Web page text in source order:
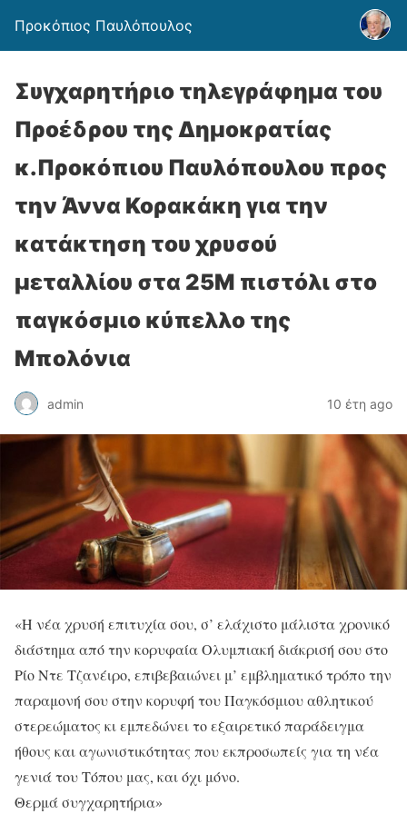
Προκόπιος Παυλόπουλος
Συγχαρητήριο τηλεγράφημα του
Προέδρου της Δημοκρατίας
κ.Προκόπιου Παυλόπουλου προς
την Άννα Κορακάκη για την
κατάκτηση του χρυσού
μεταλλίου στα 25Μ πιστόλι στο
παγκόσμιο κύπελλο της
Μπολόνια
admin 10 έτη ago
«Η νέα χρυσή επιτυχία σου, σ’ ελάχιστο μάλιστα χρονικό
διάστημα από την κορυφαία Ολυμπιακή διάκρισή σου στο
Ρίο Ντε Τζανέιρο, επιβεβαιώνει μ’ εμβληματικό τρόπο την
παραμονή σου στην κορυφή του Παγκόσμιου αθλητικού
στερεώματος κι εμπεδώνει το εξαιρετικό παράδειγμα
ήθους και αγωνιστικότητας που εκπροσωπείς για τη νέα
γενιά του Τόπου μας, και όχι μόνο.
Θερμά συγχαρητήρια»